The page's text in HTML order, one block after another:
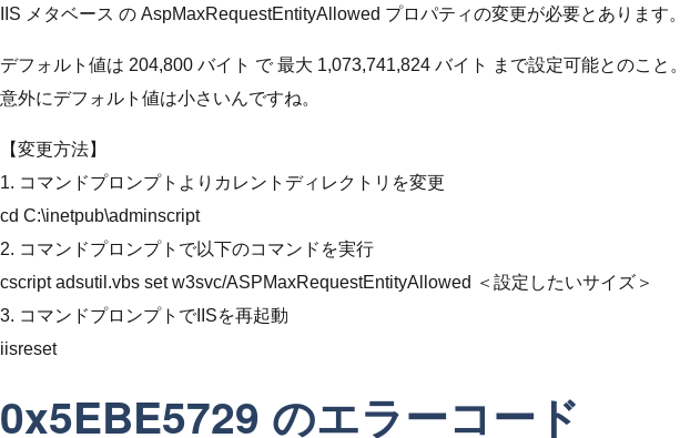
IIS メタベース の AspMaxRequestEntityAllowed プロパティの変更が必要とあります。
デフォルト値は 204,800 バイト で 最大 1,073,741,824 バイト まで設定可能とのこと。
意外にデフォルト値は小さいんですね。
【変更方法】
1. コマンドプロンプトよりカレントディレクトリを変更
cd C:\inetpub\adminscript
2. コマンドプロンプトで以下のコマンドを実行
cscript adsutil.vbs set w3svc/ASPMaxRequestEntityAllowed ＜設定したいサイズ＞
3. コマンドプロンプトでIISを再起動
iisreset
0x5EBE5729 のエラーコード